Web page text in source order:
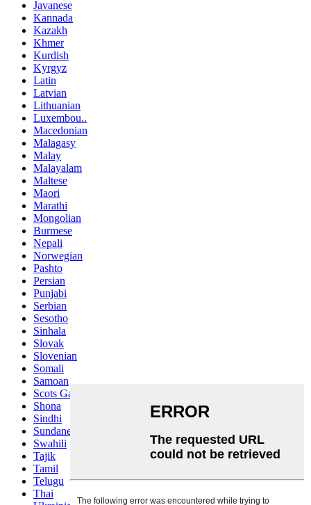
Javanese
Kannada
Kazakh
Khmer
Kurdish
Kyrgyz
Latin
Latvian
Lithuanian
Luxembou..
Macedonian
Malagasy
Malay
Malayalam
Maltese
Maori
Marathi
Mongolian
Burmese
Nepali
Norwegian
Pashto
Persian
Punjabi
Serbian
Sesotho
Sinhala
Slovak
Slovenian
Somali
Samoan
Scots Gaelic
Shona
Sindhi
Sundanese
Swahili
Tajik
Tamil
Telugu
Thai